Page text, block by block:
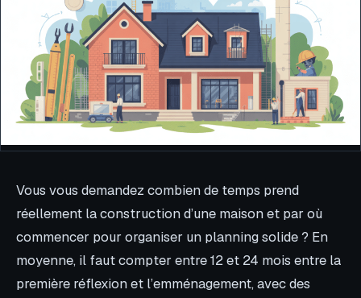
Vous vous demandez combien de temps prend
réellement la construction d’une maison et par où
commencer pour organiser un planning solide ? En
moyenne, il faut compter entre 12 et 24 mois entre la
première réflexion et l’emménagement, avec des